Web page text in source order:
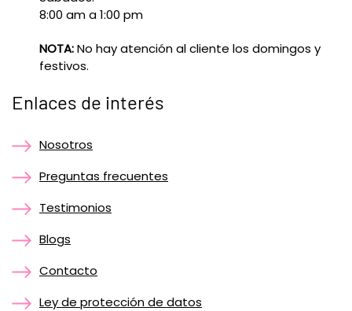
8:00 am a 1:00 pm
NOTA:No hay atención al cliente los domingos y
festivos.
Enlaces de interés
Nosotros
Preguntas frecuentes
Testimonios
Blogs
Contacto
Ley de protección de datos